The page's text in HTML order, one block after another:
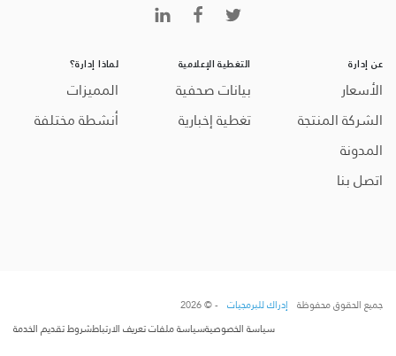
عن إدارة
الأسعار
الشركة المنتجة
المدونة
اتصل بنا
التغطية الإعلامية
بيانات صحفية
تغطية إخبارية
لماذا إدارة؟
المميزات
أنشطة مختلفة
جميع الحقوق محفوظة إدراك للبرمجيات - © 2026
سياسة الخصوصيةسياسة ملفات تعريف الارتباطشروط تقديم الخدمة